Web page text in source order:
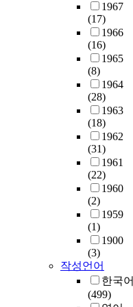
1967
(17)
1966
(16)
1965
(8)
1964
(28)
1963
(18)
1962
(31)
1961
(22)
1960
(2)
1959
(1)
1900
(3)
작성언어
한국어
(499)